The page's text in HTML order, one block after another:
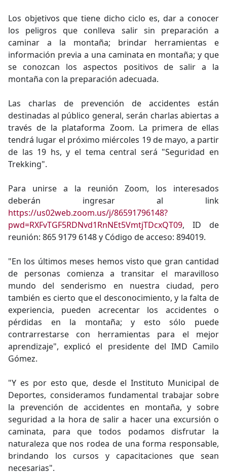
Los objetivos que tiene dicho ciclo es, dar a conocer
los peligros que conlleva salir sin preparación a
caminar a la montaña; brindar herramientas e
información previa a una caminata en montaña; y que
se conozcan los aspectos positivos de salir a la
montaña con la preparación adecuada.
Las charlas de prevención de accidentes están
destinadas al público general, serán charlas abiertas a
través de la plataforma Zoom. La primera de ellas
tendrá lugar el próximo miércoles 19 de mayo, a partir
de las 19 hs, y el tema central será "Seguridad en
Trekking".
Para unirse a la reunión Zoom, los interesados
deberán ingresar al link
https://us02web.zoom.us/j/86591796148?
pwd=RXFvTGF5RDNvd1RnNEt5VmtjTDcxQT09, ID de
reunión: 865 9179 6148 y Código de acceso: 894019.
"En los últimos meses hemos visto que gran cantidad
de personas comienza a transitar el maravilloso
mundo del senderismo en nuestra ciudad, pero
también es cierto que el desconocimiento, y la falta de
experiencia, pueden acrecentar los accidentes o
pérdidas en la montaña; y esto sólo puede
contrarrestarse con herramientas para el mejor
aprendizaje", explicó el presidente del IMD Camilo
Gómez.
"Y es por esto que, desde el Instituto Municipal de
Deportes, consideramos fundamental trabajar sobre
la prevención de accidentes en montaña, y sobre
seguridad a la hora de salir a hacer una excursión o
caminata, para que todos podamos disfrutar la
naturaleza que nos rodea de una forma responsable,
brindando los cursos y capacitaciones que sean
necesarias".